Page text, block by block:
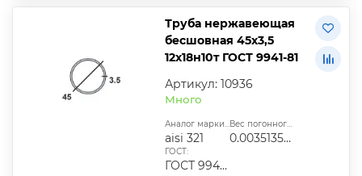
Труба нержавеющая
бесшовная 45х3,5
12х18н10т ГОСТ 9941-81
Артикул: 10936
Много
Аналог марки стали:
aisi 321
Вес погонного метра, т.:
0.0035135975
ГОСТ:
ГОСТ 9940-81, ГОСТ 9941-81, ГОСТ 24030-80, ГОСТ 10498-82